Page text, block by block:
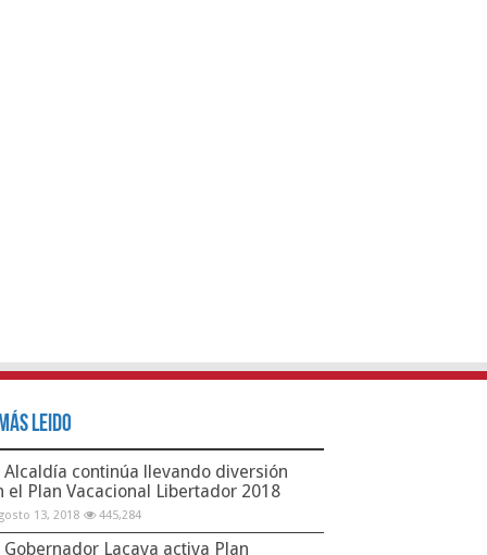
Leido
Alcaldía continúa llevando diversión
el Plan Vacacional Libertador 2018
13, 2018 445,284
Gobernador Lacava activa Plan